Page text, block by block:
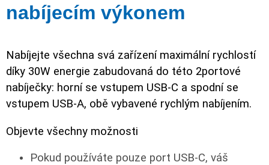
nabíjecím výkonem
Nabíjejte všechna svá zařízení maximální rychlostí
díky 30W energie zabudovaná do této 2portové
nabíječky: horní se vstupem USB-C a spodní se
vstupem USB-A, obě vybavené rychlým nabíjením.
Objevte všechny možnosti
Pokud používáte pouze port USB-C, váš